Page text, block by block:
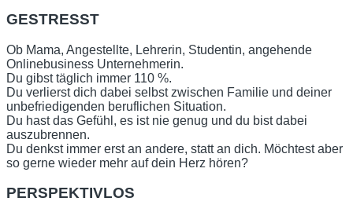
GESTRESST
Ob Mama, Angestellte, Lehrerin, Studentin, angehende
Onlinebusiness Unternehmerin.
Du gibst täglich immer 110 %.
Du verlierst dich dabei selbst zwischen Familie und deiner
unbefriedigenden beruflichen Situation.
Du hast das Gefühl, es ist nie genug und du bist dabei
auszubrennen.
Du denkst immer erst an andere, statt an dich. Möchtest aber
so gerne wieder mehr auf dein Herz hören?
PERSPEKTIVLOS